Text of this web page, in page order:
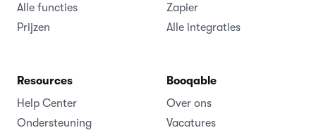
Alle functies
Prijzen
Zapier
Alle integraties
Resources
Help Center
Ondersteuning
Booqable
Over ons
Vacatures